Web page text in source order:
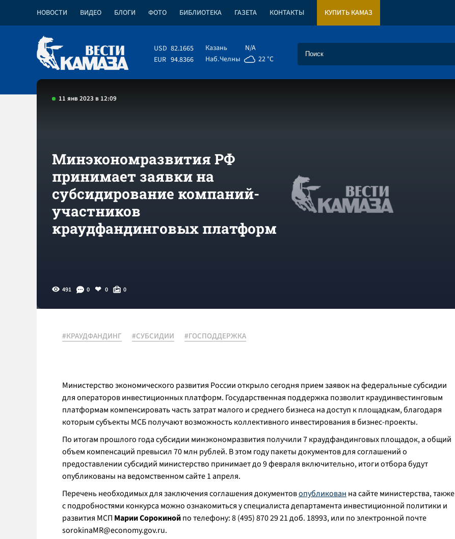
НОВОСТИ ВИДЕО БЛОГИ ФОТО БИБЛИОТЕКА ГАЗЕТА КОНТАКТЫ КУПИТЬ КАМАЗ
USD 82.1665
EUR 94.8366
Казань
N/A
Наб.Челны
22 °C
11 янв 2023 в 12:09
Минэкономразвития РФ
принимает заявки на
субсидирование компаний-
участников
краудфандинговых платформ
491 0 0 0
#КРАУДФАНДИНГ #СУБСИДИИ #ГОСПОДДЕРЖКА
Министерство экономического развития России открыло сегодня прием заявок на федеральные субсидии
для операторов инвестиционных платформ. Государственная поддержка позволит краудинвестинговым
платформам компенсировать часть затрат малого и среднего бизнеса на доступ к площадкам, благодаря
которым субъекты МСБ получают возможность коллективного инвестирования в бизнес-проекты.
По итогам прошлого года субсидии минэкономразвития получили 7 краудфандинговых площадок, а общий
объем компенсаций превысил 70 млн рублей. В этом году пакеты документов для соглашений о
предоставлении субсидий министерство принимает до 9 февраля включительно, итоги отбора будут
опубликованы на ведомственном сайте 1 апреля.
Перечень необходимых для заключения соглашения документовопубликован на сайте министерства, также
с подробностями конкурса можно ознакомиться у специалиста департамента инвестиционной политики и
развития МСП Марии Сорокинойпо телефону: 8 (495) 870 29 21 доб. 18993, или по электронной почте
sorokinaMR@economy.gov.ru.